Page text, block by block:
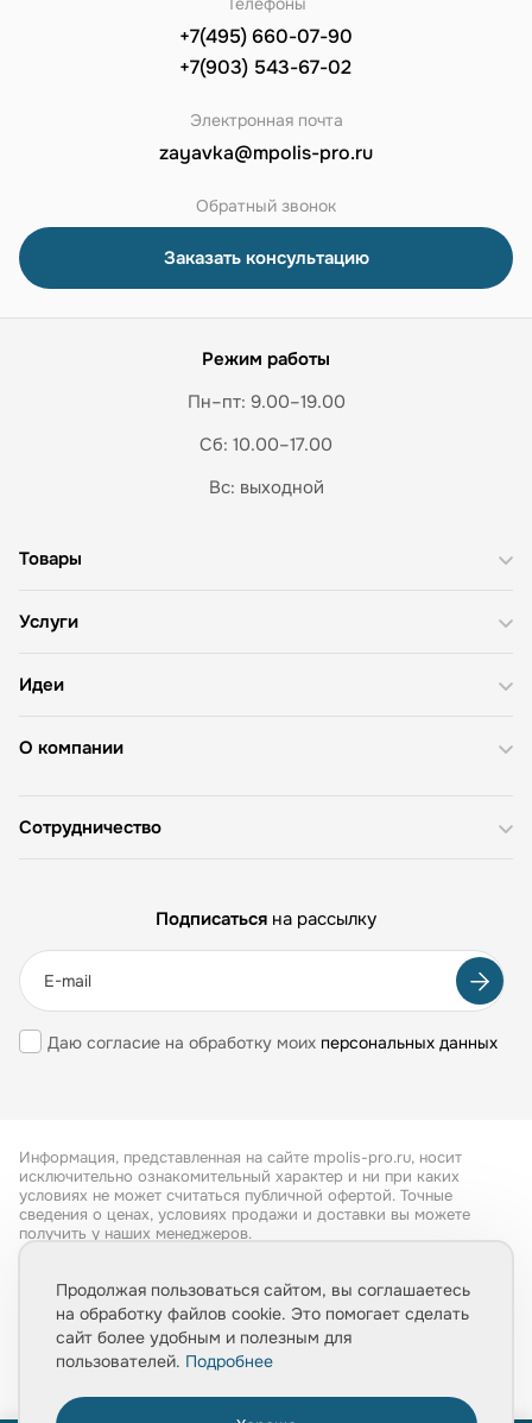
+7(495) 660-07-90
+7(903) 543-67-02
Электронная почта
zayavka@mpolis-pro.ru
Обратный звонок
Заказать консультацию
Режим работы
Пн–пт: 9.00–19.00
Сб: 10.00–17.00
Вс: выходной
О компании
Товары
Услуги
Идеи
Сотрудничество
Подписаться на рассылку
Даю согласие на обработку моих персональных данных
Информация, представленная на сайте mpolis-pro.ru, носит
исключительно ознакомительный характер и ни при каких
условиях не может считаться публичной офертой. Точные
сведения о ценах, условиях продажи и доставки вы можете
получить у наших менеджеров.
Обработка персональных данных
Политика конфиденциальности
Продолжая пользоваться сайтом, вы соглашаетесь
на обработку файлов cookie. Это помогает сделать
сайт более удобным и полезным для
пользователей. Подробнее